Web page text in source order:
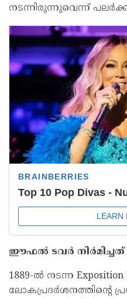
നടന്നിരുന്നുവെന്ന്
ഈഫൽ ടവർ നിർമിച്ചത്
1889-ൽ നടന്ന
ലോകപ്രദർശനത്തിന്റെ